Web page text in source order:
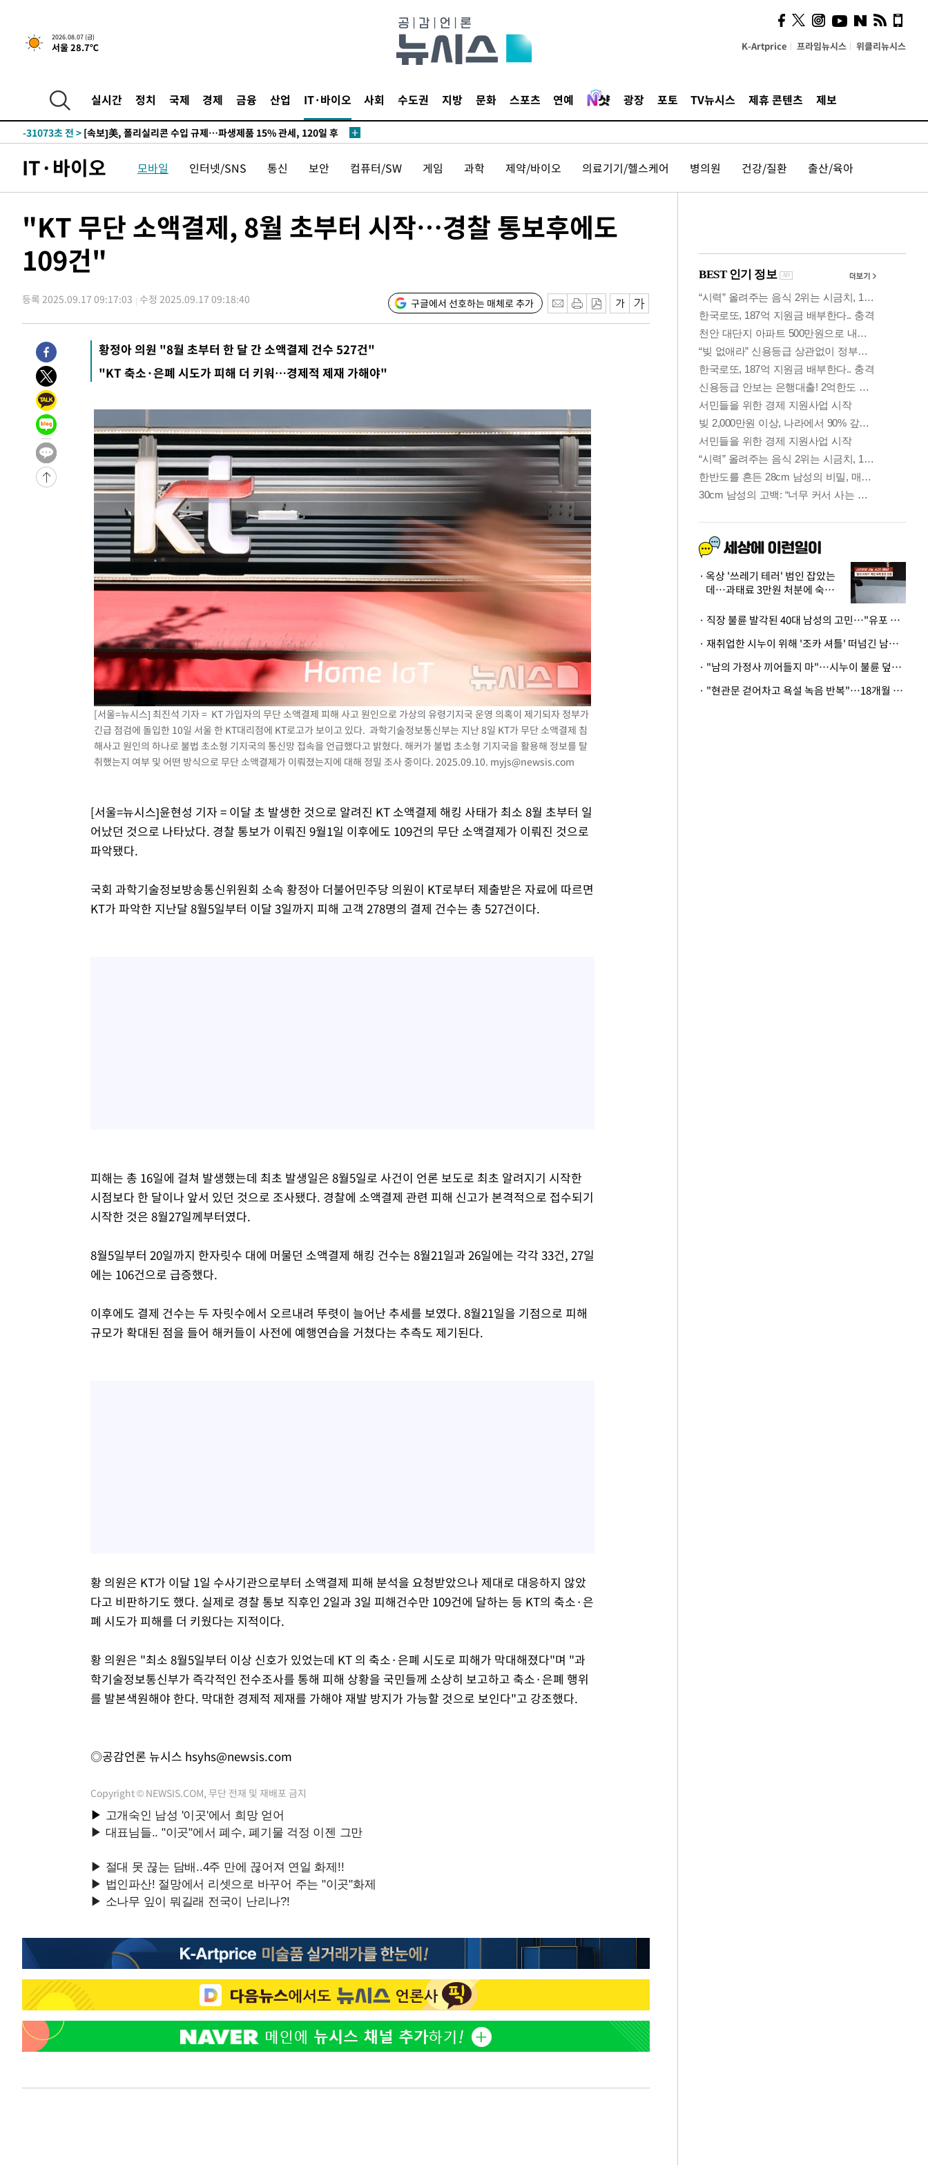
2026.08.07 (금)
서울 28.7℃ K-Artprice 프라임뉴시스 위클리뉴시스
실시간 정치 국제 경제 금융 산업 IT·바이오 사회 수도권 지방 문화 스포츠 연예 광장 포토 TV뉴시스 제휴 콘텐츠 제보
-26924초 전 >
-31073초 전 > [속보]美, 폴리실리콘 수입 규제…파생제품 15% 관세, 120일 후
-26924초 전 > [속보] 뉴욕증시, 일제 하락 마감…나스닥 0.06%↓
-31073초 전 >[속보]美, 폴리실리콘 수입 규제…파생제품 15% 관세, 120일 후
-26924초 전 >[속보] 뉴욕증시, 일제 하락 마감…나스닥 0.06%↓
IT·바이오 모바일 인터넷/SNS 통신 보안 컴퓨터/SW 게임 과학 제약/바이오 의료기기/헬스케어 병의원 건강/질환 출산/육아
"KT 무단 소액결제, 8월 초부터 시작…경찰 통보후에도
109건"
등록 2025.09.17 09:17:03 수정 2025.09.17 09:18:40 구글에서 선호하는 매체로 추가
황정아 의원 "8월 초부터 한 달 간 소액결제 건수 527건"
"KT 축소·은폐 시도가 피해 더 키워…경제적 제재 가해야"
[서울=뉴시스] 최진석 기자 = KT 가입자의 무단 소액결제 피해 사고 원인으로 가상의 유령기지국 운영 의혹이 제기되자 정부가
긴급 점검에 돌입한 10일 서울 한 KT대리점에 KT로고가 보이고 있다. 과학기술정보통신부는 지난 8일 KT가 무단 소액결제 침
해사고 원인의 하나로 불법 초소형 기지국의 통신망 접속을 언급했다고 밝혔다. 해커가 불법 초소형 기지국을 활용해 정보를 탈
취했는지 여부 및 어떤 방식으로 무단 소액결제가 이뤄졌는지에 대해 정밀 조사 중이다. 2025.09.10. myjs@newsis.com
[서울=뉴시스]윤현성 기자 = 이달 초 발생한 것으로 알려진 KT 소액결제 해킹 사태가 최소 8월 초부터 일
어났던 것으로 나타났다. 경찰 통보가 이뤄진 9월1일 이후에도 109건의 무단 소액결제가 이뤄진 것으로
파악됐다.
국회 과학기술정보방송통신위원회 소속 황정아 더불어민주당 의원이 KT로부터 제출받은 자료에 따르면
KT가 파악한 지난달 8월5일부터 이달 3일까지 피해 고객 278명의 결제 건수는 총 527건이다.
피해는 총 16일에 걸쳐 발생했는데 최초 발생일은 8월5일로 사건이 언론 보도로 최초 알려지기 시작한
시점보다 한 달이나 앞서 있던 것으로 조사됐다. 경찰에 소액결제 관련 피해 신고가 본격적으로 접수되기
시작한 것은 8월27일께부터였다.
8월5일부터 20일까지 한자릿수 대에 머물던 소액결제 해킹 건수는 8월21일과 26일에는 각각 33건, 27일
에는 106건으로 급증했다.
이후에도 결제 건수는 두 자릿수에서 오르내려 뚜렷이 늘어난 추세를 보였다. 8월21일을 기점으로 피해
규모가 확대된 점을 들어 해커들이 사전에 예행연습을 거쳤다는 추측도 제기된다.
황 의원은 KT가 이달 1일 수사기관으로부터 소액결제 피해 분석을 요청받았으나 제대로 대응하지 않았
다고 비판하기도 했다. 실제로 경찰 통보 직후인 2일과 3일 피해건수만 109건에 달하는 등 KT의 축소·은
폐 시도가 피해를 더 키웠다는 지적이다.
황 의원은 "최소 8월5일부터 이상 신호가 있었는데 KT 의 축소·은폐 시도로 피해가 막대해졌다"며 "과
학기술정보통신부가 즉각적인 전수조사를 통해 피해 상황을 국민들께 소상히 보고하고 축소·은폐 행위
를 발본색원해야 한다. 막대한 경제적 제재를 가해야 재발 방지가 가능할 것으로 보인다"고 강조했다.
◎공감언론 뉴시스 hsyhs@newsis.com
Copyright © NEWSIS.COM, 무단 전재 및 재배포 금지
의견, 국토부·LH에 충실히
전달할 것"
옥상 '쓰레기 테러' 범인 잡았는
데…과태료 3만원 처분에 숙박업
· 직장 불륜 발각된 40대 남성의 고민…"유포 동료 명예훼손·협박죄 고소 가능할까"
· 재취업한 시누이 위해 '조카 셔틀' 떠넘긴 남편…아내 "난 못한다"
· "남의 가정사 끼어들지 마"…시누이 불륜 덮으려는 남편에 억울한 아내
· "현관문 걷어차고 욕설 녹음 반복"…18개월 아기 키우는 집 뒤흔든 '앞집의 비극'